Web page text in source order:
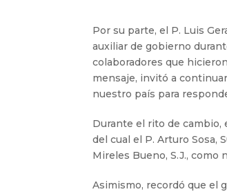
Por su parte, el P. Luis
auxiliar de gobierno
colaboradores que
mensaje, invitó a
nuestro país para
Durante el rito de cambio,
del cual el P. Arturo Sosa,
Mireles Bueno, S.J., como
Asimismo, recordó que el